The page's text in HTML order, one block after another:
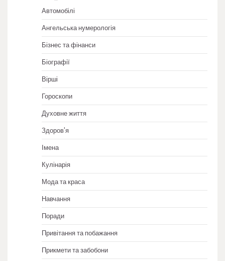
Автомобілі
Ангельська нумерологія
Бізнес та фінанси
Біографії
Вірші
Гороскопи
Духовне життя
Здоров'я
Імена
Кулінарія
Мода та краса
Навчання
Поради
Привітання та побажання
Прикмети та забобони